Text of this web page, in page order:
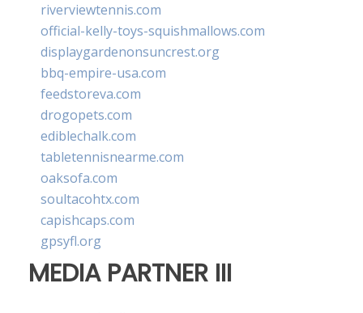
riverviewtennis.com
official-kelly-toys-squishmallows.com
displaygardenonsuncrest.org
bbq-empire-usa.com
feedstoreva.com
drogopets.com
ediblechalk.com
tabletennisnearme.com
oaksofa.com
soultacohtx.com
capishcaps.com
gpsyfl.org
MEDIA PARTNER III